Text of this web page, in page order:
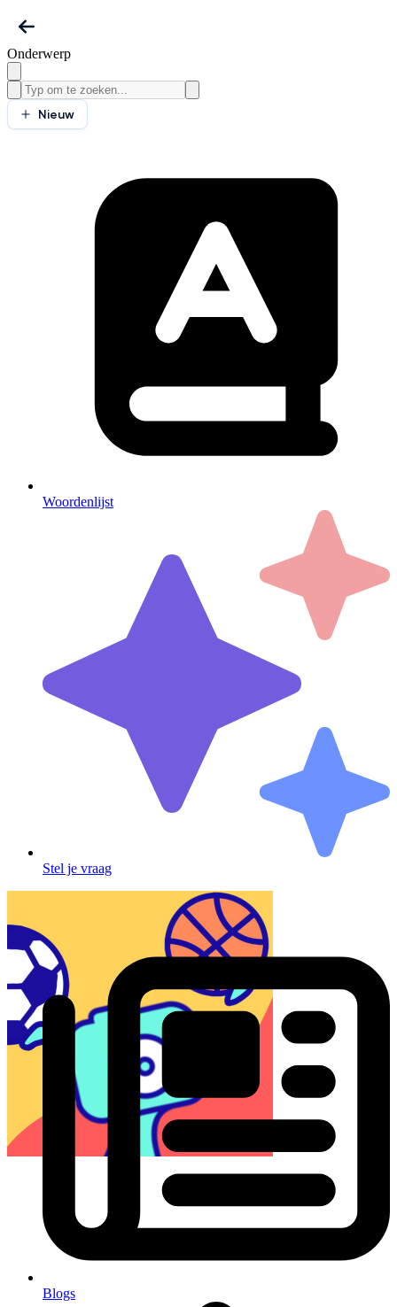
Onderwerp
Nieuw
Woordenlijst
Stel je vraag
Blogs